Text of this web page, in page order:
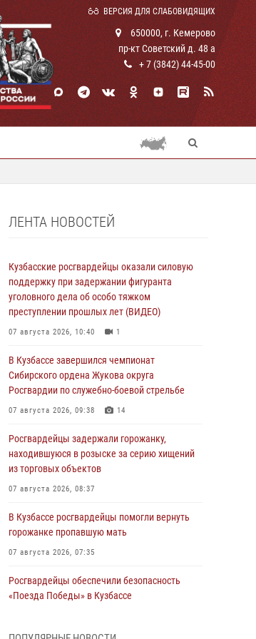
ВЕРСИЯ ДЛЯ СЛАБОВИДЯЩИХ
650000, г. Кемерово
пр-кт Советский д. 48 а
+ 7 (3842) 44-45-00
ЛЕНТА НОВОСТЕЙ
Кузбасские росгвардейцы оказали силовую
поддержку при задержании фигуранта
уголовного дела об особо тяжком
преступлении прошлых лет (ВИДЕО)
07 августа 2026, 10:40 1
В Кузбассе завершился чемпионат
Сибирского ордена Жукова округа
Росгвардии по служебно-боевой стрельбе
07 августа 2026, 09:38 14
Росгвардейцы задержали горожанку,
находившуюся в розыске за серию хищений
из торговых объектов
07 августа 2026, 08:37
В Кузбассе росгвардейцы помогли вернуть
горожанке пропавшую мать
07 августа 2026, 07:35
Росгвардейцы обеспечили безопасность
«Поезда Победы» в Кузбассе